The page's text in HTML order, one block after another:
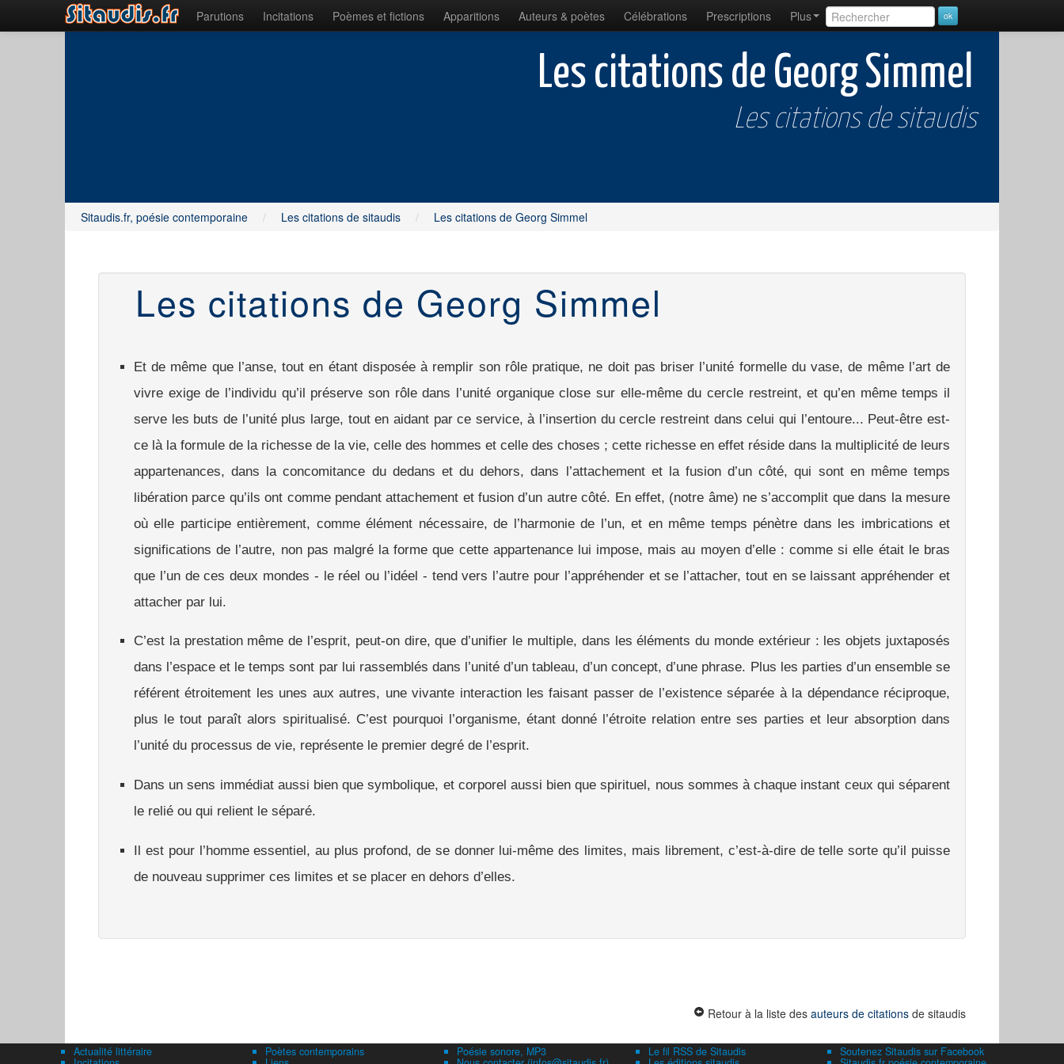
Parutions Incitations Poèmes et fictions Apparitions Auteurs & poètes Célébrations Prescriptions Plus
Les citations de Georg Simmel
Les citations de sitaudis
Sitaudis.fr, poésie contemporaine / Les citations de sitaudis / Les citations de Georg Simmel
Les citations de Georg Simmel
Et de même que l’anse, tout en étant disposée à remplir son rôle pratique, ne doit pas briser l’unité formelle du vase, de même l’art de
vivre exige de l’individu qu’il préserve son rôle dans l’unité organique close sur elle-même du cercle restreint, et qu’en même temps il
serve les buts de l’unité plus large, tout en aidant par ce service, à l’insertion du cercle restreint dans celui qui l’entoure... Peut-être est-
ce là la formule de la richesse de la vie, celle des hommes et celle des choses ; cette richesse en effet réside dans la multiplicité de leurs
appartenances, dans la concomitance du dedans et du dehors, dans l’attachement et la fusion d’un côté, qui sont en même temps
libération parce qu’ils ont comme pendant attachement et fusion d’un autre côté. En effet, (notre âme) ne s’accomplit que dans la mesure
où elle participe entièrement, comme élément nécessaire, de l’harmonie de l’un, et en même temps pénètre dans les imbrications et
significations de l’autre, non pas malgré la forme que cette appartenance lui impose, mais au moyen d’elle : comme si elle était le bras
que l’un de ces deux mondes - le réel ou l’idéel - tend vers l’autre pour l’appréhender et se l’attacher, tout en se laissant appréhender et
attacher par lui.
C’est la prestation même de l’esprit, peut-on dire, que d’unifier le multiple, dans les éléments du monde extérieur : les objets juxtaposés
dans l’espace et le temps sont par lui rassemblés dans l’unité d’un tableau, d’un concept, d’une phrase. Plus les parties d’un ensemble se
référent étroitement les unes aux autres, une vivante interaction les faisant passer de l’existence séparée à la dépendance réciproque,
plus le tout paraît alors spiritualisé. C’est pourquoi l’organisme, étant donné l’étroite relation entre ses parties et leur absorption dans
l’unité du processus de vie, représente le premier degré de l’esprit.
Dans un sens immédiat aussi bien que symbolique, et corporel aussi bien que spirituel, nous sommes à chaque instant ceux qui séparent
le relié ou qui relient le séparé.
Il est pour l’homme essentiel, au plus profond, de se donner lui-même des limites, mais librement, c’est-à-dire de telle sorte qu’il puisse
de nouveau supprimer ces limites et se placer en dehors d’elles.
Retour à la liste des auteurs de citationsde sitaudis
Actualité littéraire Poètes contemporains Poésie sonore, MP3 Le fil RSS de Sitaudis Soutenez Sitaudis sur Facebook